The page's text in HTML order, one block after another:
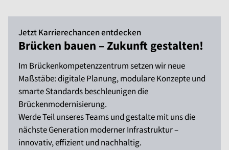
Jetzt Karrierechancen entdecken
Brücken bauen – Zukunft gestalten!
Im Brückenkompetenzzentrum setzen wir neue
Maßstäbe: digitale Planung, modulare Konzepte und
smarte Standards beschleunigen die
Brückenmodernisierung.
Werde Teil unseres Teams und gestalte mit uns die
nächste Generation moderner Infrastruktur –
innovativ, effizient und nachhaltig.